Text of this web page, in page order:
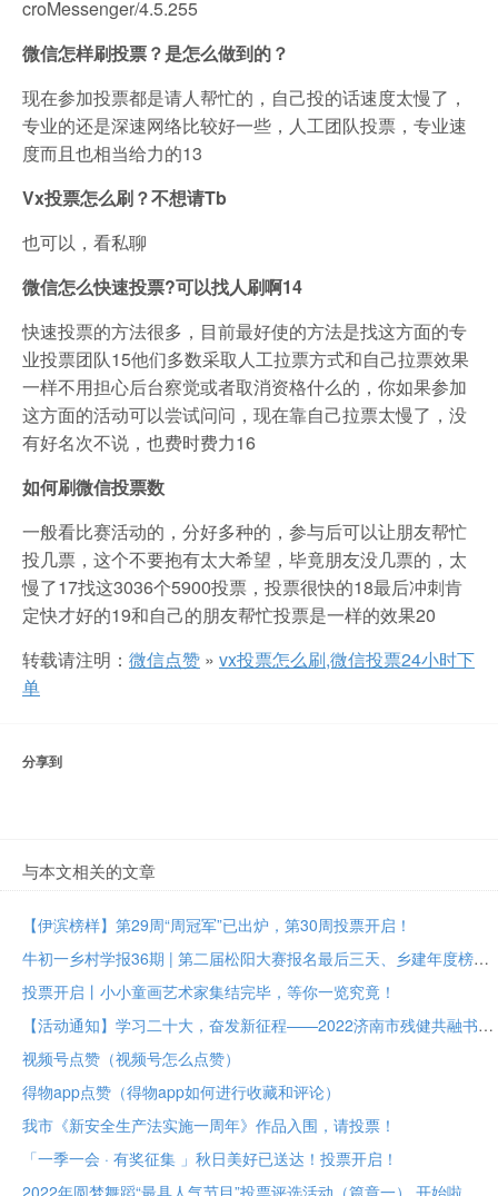
croMessenger/4.5.255
微信怎样刷投票？是怎么做到的？
现在参加投票都是请人帮忙的，自己投的话速度太慢了，
专业的还是深速网络比较好一些，人工团队投票，专业速
度而且也相当给力的13
Vx投票怎么刷？不想请Tb
也可以，看私聊
微信怎么快速投票?可以找人刷啊14
快速投票的方法很多，目前最好使的方法是找这方面的专
业投票团队15他们多数采取人工拉票方式和自己拉票效果
一样不用担心后台察觉或者取消资格什么的，你如果参加
这方面的活动可以尝试问问，现在靠自己拉票太慢了，没
有好名次不说，也费时费力16
如何刷微信投票数
一般看比赛活动的，分好多种的，参与后可以让朋友帮忙
投几票，这个不要抱有太大希望，毕竟朋友没几票的，太
慢了17找这3036个5900投票，投票很快的18最后冲刺肯
定快才好的19和自己的朋友帮忙投票是一样的效果20
转载请注明： 微信点赞 » vx投票怎么刷,微信投票24小时下
单
分享到
与本文相关的文章
【伊滨榜样】第29周“周冠军”已出炉，第30周投票开启！
牛初一乡村学报36期 | 第二届松阳大赛报名最后三天、乡建年度榜样大众投票进行中
投票开启丨小小童画艺术家集结完毕，等你一览究竟！
【活动通知】学习二十大，奋发新征程——2022济南市残健共融书法美术作品展投票评选
视频号点赞（视频号怎么点赞）
得物app点赞（得物app如何进行收藏和评论）
我市《新安全生产法实施一周年》作品入围，请投票！
「一季一会 · 有奖征集 」秋日美好已送达！投票开启！